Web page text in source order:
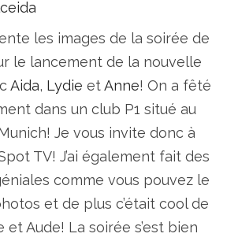
les images de la soirée de
le lancement de la nouvelle
Aida, Lydie etAnne! On a fêté
dans un club P1 situé au
Je vous invite donc à
TV! J’ai également fait des
comme vous pouvez le
et de plus c’était cool de
et Aude! La soirée s’est bien